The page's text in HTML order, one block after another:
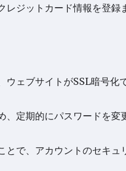
レジットカード情報を登録
ェブサイトがSSL暗号化
定期的にパスワードを変
で、アカウントのセキュ